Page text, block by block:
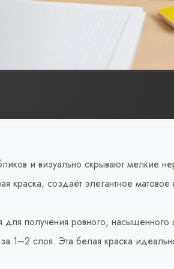
и визуально скрывают мелкие
краска, создаёт элегантное матовое
получения ровного, насыщенного
1–2 слоя. Эта белая краска